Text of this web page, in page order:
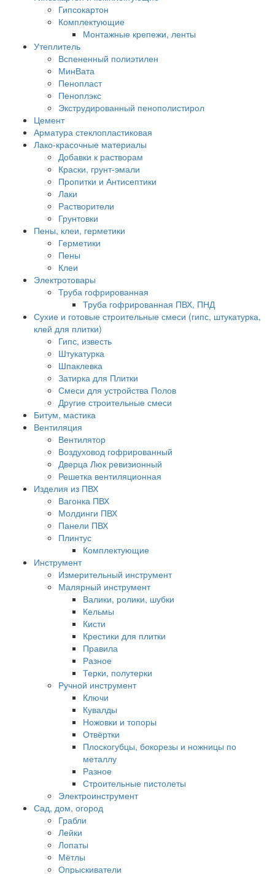
Гипсокартон
Комплектующие
Монтажные крепежи, ленты
Утеплитель
Вспененный полиэтилен
МинВата
Пенопласт
Пеноплэкс
Экструдированный пенополистирол
Цемент
Арматура стеклопластиковая
Лако-красочные материалы
Добавки к растворам
Краски, грунт-эмали
Пропитки и Антисептики
Лаки
Растворители
Грунтовки
Пены, клеи, герметики
Герметики
Пены
Клеи
Электротовары
Труба гофрированная
Труба гофрированная ПВХ, ПНД
Сухие и готовые строительные смеси (гипс, штукатурка,
клей для плитки)
Гипс, известь
Штукатурка
Шпаклевка
Затирка для Плитки
Смеси для устройства Полов
Другие строительные смеси
Битум, мастика
Вентиляция
Вентилятор
Воздуховод гофрированный
Дверца Люк ревизионный
Решетка вентиляционная
Изделия из ПВХ
Вагонка ПВХ
Молдинги ПВХ
Панели ПВХ
Плинтус
Комплектующие
Инструмент
Измерительный инструмент
Малярный инструмент
Валики, ролики, шубки
Кельмы
Кисти
Крестики для плитки
Правила
Разное
Терки, полутерки
Ручной инструмент
Ключи
Кувалды
Ножовки и топоры
Отвёртки
Плоскогубцы, бокорезы и ножницы по
металлу
Разное
Строительные пистолеты
Электроинструмент
Сад, дом, огород
Грабли
Лейки
Лопаты
Мётлы
Опрыскиватели